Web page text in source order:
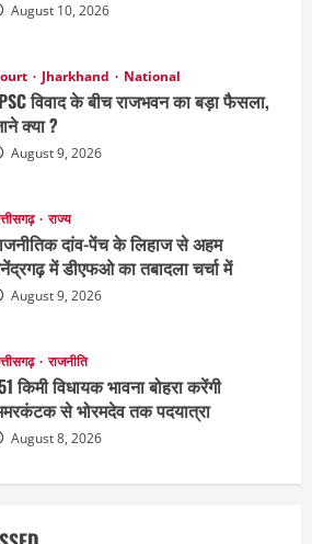
August 10, 2026
Jharkhand National
विवाद के बीच राजभवन का बड़ा फैसला,
क्या ?
August 9, 2026
राज्य
दांव-पेंच के लिहाज से अहम
में डीएफओ का तबादला चर्चा में
August 9, 2026
राजनीति
किमी विधायक भावना बोहरा करेंगी
से भोरमदेव तक पदयात्रा
August 8, 2026
में सियासी हलचल तेज, पीएम मोदी से